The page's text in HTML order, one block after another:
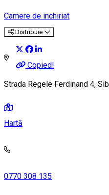
Camere de inchiriat
Distribuie
Copied!
Strada Regele Ferdinand 4,
Hartă
0770 308 135